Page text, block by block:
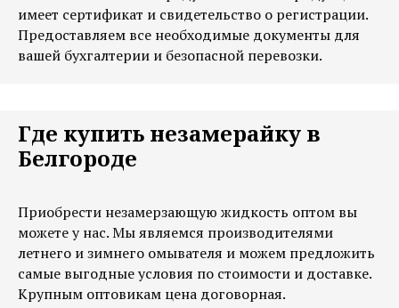
имеет сертификат и свидетельство о регистрации.
Предоставляем все необходимые документы для
вашей бухгалтерии и безопасной перевозки.
Где купить незамерайку в
Белгороде
Приобрести незамерзающую жидкость оптом вы
можете у нас. Мы являемся производителями
летнего и зимнего омывателя и можем предложить
самые выгодные условия по стоимости и доставке.
Крупным оптовикам цена договорная.